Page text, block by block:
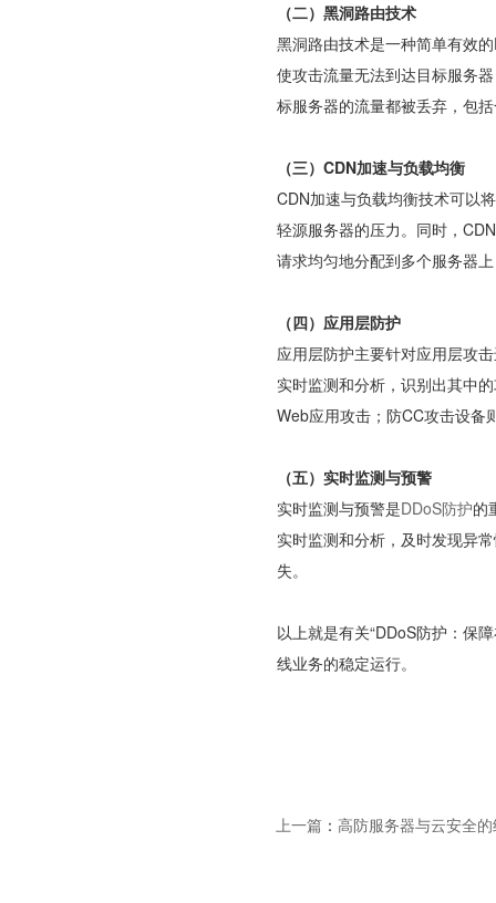
（二）黑洞路由技术
黑洞路由技术是一种简单有效
使攻击流量无法到达目标服务
标服务器的流量都被丢弃，包
（三）CDN加速与负载均衡
CDN加速与负载均衡技术可以
轻源服务器的压力。同时，
请求均匀地分配到多个服务器
（四）应用层防护
应用层防护主要针对应用层攻
实时监测和分析，识别出其中
Web应用攻击；防CC攻击设备
（五）实时监测与预警
实时监测与预警是DDoS防护的
实时监测和分析，及时发现异
失。
以上就是有关“DDoS防护：保
线业务的稳定运行。
上一篇 ： 高防服务器与云安全的